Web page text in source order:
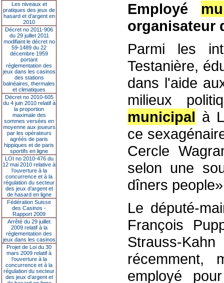
Les niveaux et
pratiques des jeux de
hasard et d’argent en
2010
Décret no 2011-906
du 29 juillet 2011
modifiant le décret no
59-1489 du 22
décembre 1959
portant
réglementation des
jeux dans les casinos
des stations
balnéaires, thermales
et climatiques
Décret no 2010-605
du 4 juin 2010 relatif à
la proportion
maximale des
sommes versées en
moyenne aux joueurs
par les opérateurs
agréés de paris
hippiques et de paris
sportifs en ligne
LOI no 2010-476 du
12 mai 2010 relative à
l’ouverture à la
concurrence et à la
régulation du secteur
des jeux d’argent et
de hasard en ligne
Fédération Suisse
des Casinos -
Rapport 2009
Arrêté du 29 juillet
2009 relatif à la
réglementation des
jeux dans les casinos
Projet de Loi du 30
mars 2009 relatif à
l’ouverture à la
concurrence et à la
régulation du secteur
des jeux d’argent et
Employé
organisateur
Parmi les
Testanière,
dans l'aide
milieux
municipal à
ce
Cercle
selon une
dîners
Le député-
François
Strauss-
employé